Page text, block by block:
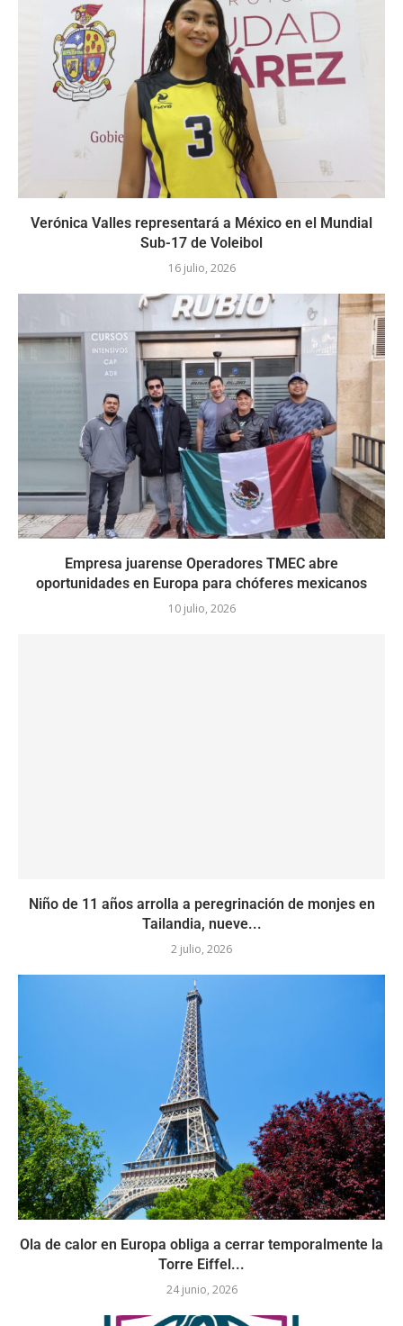
Verónica Valles representará a México en el Mundial
Sub-17 de Voleibol
16 julio, 2026
Empresa juarense Operadores TMEC abre
oportunidades en Europa para chóferes mexicanos
10 julio, 2026
Niño de 11 años arrolla a peregrinación de monjes en
Tailandia, nueve...
2 julio, 2026
Ola de calor en Europa obliga a cerrar temporalmente la
Torre Eiffel...
24 junio, 2026